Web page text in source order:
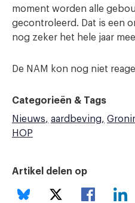
moment worden alle
gecontroleerd. Dat is een
nog zeker het hele jaar
De NAM kon nog niet
Categorieën & Tags
Nieuws
aardbeving
HOP
Artikel delen op